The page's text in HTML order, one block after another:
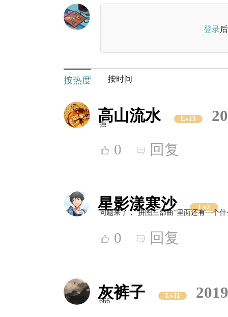
登录
按热度 按时间
高山流水 Lv13
强
0 回复
星影漾寒沙 Lv2
问题来了，“拼图三部曲”里面还有一个什
0 回复
灰裤子 Lv11
666